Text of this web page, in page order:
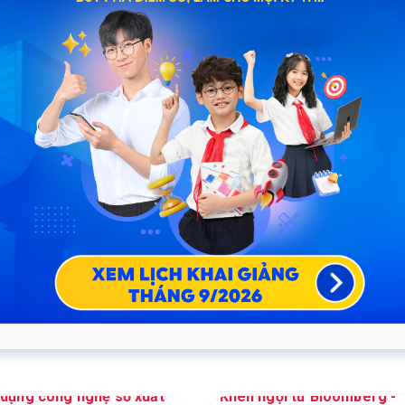
6.460.467
Thành viên
ngợi từ Bloomberg -
Giải Bạc "Digital Content"